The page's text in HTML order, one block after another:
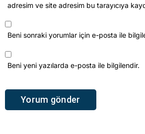
adresim ve site adresim bu tarayıcıya
Beni sonraki yorumlar için e-posta ile
Beni yeni yazılarda e-posta ile bilgilendir.